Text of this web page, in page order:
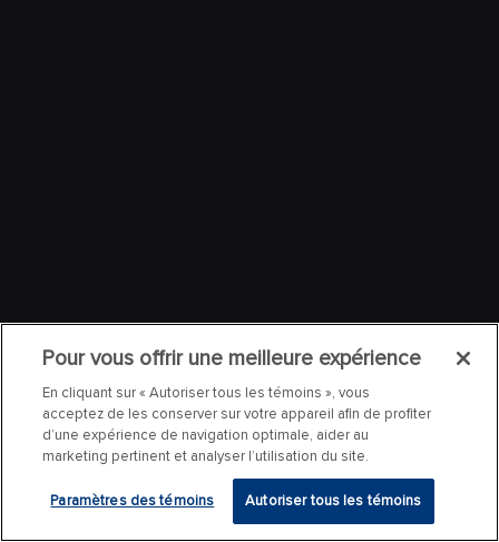
Pour vous offrir une meilleure expérience
En cliquant sur « Autoriser tous les témoins », vous
acceptez de les conserver sur votre appareil afin de profiter
d’une expérience de navigation optimale, aider au
marketing pertinent et analyser l’utilisation du site.
Paramètres des témoins Autoriser tous les témoins